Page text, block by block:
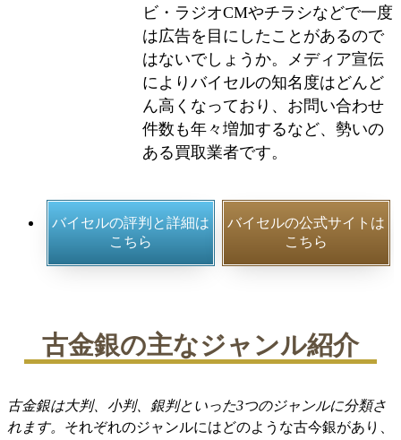
ビ・ラジオCMやチラシなどで一度
は広告を目にしたことがあるので
はないでしょうか。メディア宣伝
によりバイセルの知名度はどんど
ん高くなっており、お問い合わせ
件数も年々増加するなど、勢いの
ある買取業者です。
バイセルの評判と詳細は
こちら
バイセルの公式サイトは
こちら
古金銀の主なジャンル紹介
古金銀は大判、小判、銀判といった3つのジャンルに分類さ
れます。 それぞれのジャンルにはどのような古今銀があり、